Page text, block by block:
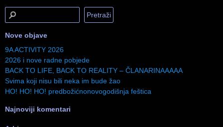
Nove objave
9A ACTIVITY 2026
2026 i nove radne pobjede
BACK TO LIFE, BACK TO REALITY – ČLANARINAAAAA
Svima koji nisu bili neka im bude žao
HO! HO! HO! predbožićnonovogodišnja feštica
Najnoviji komentari